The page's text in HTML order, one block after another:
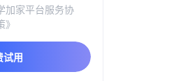
加家平台服务协
》
试用